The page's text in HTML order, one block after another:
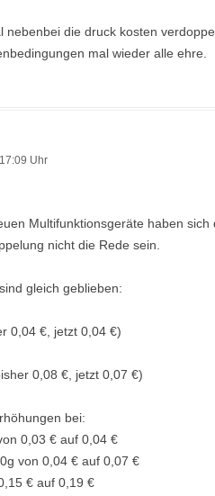
die druck kosten
mal wieder alle ehre.
Uhr
Multifunktionsgeräte haben
nicht die Rede sein.
gleich geblieben:
0,04 €, jetzt 0,04 €)
0,08 €, jetzt 0,07 €)
bei:
0,03 € auf 0,04 €
von 0,04 € auf 0,07 €
€ auf 0,19 €